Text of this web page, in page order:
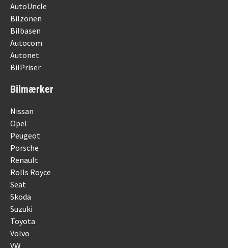
AutoUncle
Bilzonen
Bilbasen
Autocom
Autonet
BilPriser
Bilmærker
Nissan
Opel
Peugeot
Porsche
Renault
Rolls Royce
Seat
Skoda
Suzuki
Toyota
Volvo
VW